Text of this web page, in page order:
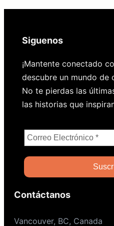
Siguenos
¡Mantente conectado
descubre un mundo de
No te pierdas las
las historias que
Contáctanos
Vancouver, BC, Canada